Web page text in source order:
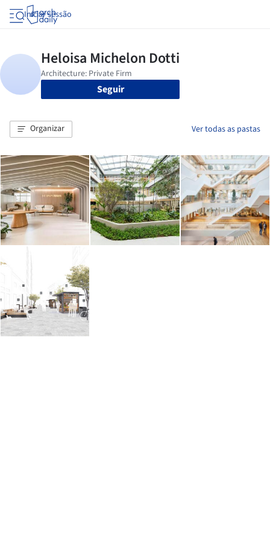
Iniciar sessão
Seguir
Organizar Ver todas as pastas